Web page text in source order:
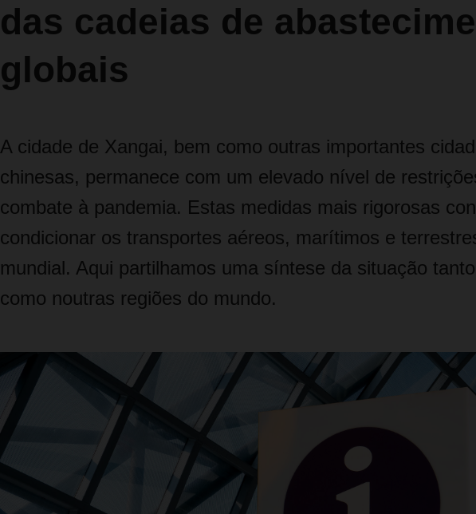
das cadeias de
globais
A cidade de Xangai, bem como outras importantes
chinesas, permanece com um elevado nível de
combate à pandemia. Estas medidas mais rigorosas
condicionar os transportes aéreos, marítimos e
mundial. Aqui partilhamos uma síntese da situação
como noutras regiões do mundo.